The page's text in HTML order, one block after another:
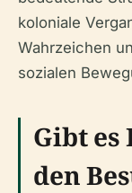
koloniale
Wahrzeichen
sozialen
Gibt
den